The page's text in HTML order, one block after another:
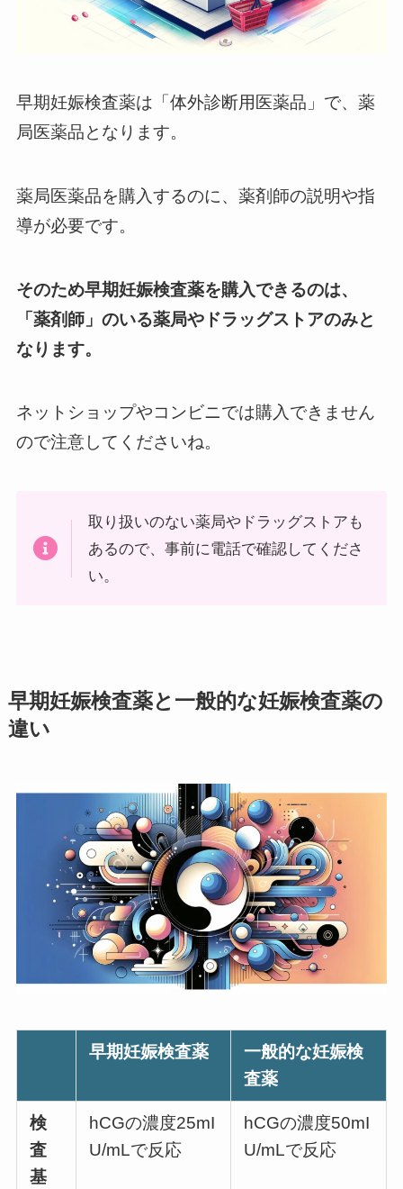
早期妊娠検査薬は「体外診断用医薬品」で、薬
局医薬品となります。
薬局医薬品を購入するのに、薬剤師の説明や指
導が必要です。
そのため早期妊娠検査薬を購入できるのは、
「薬剤師」 のいる薬局やドラッグストアのみと
なります。
ネットショップやコンビニでは購入できません
ので注意してくださいね。
取り扱いのない薬局やドラッグストアも
あるので、事前に電話で確認してくださ
い。
早期妊娠検査薬と一般的な妊娠検査薬の
違い
早期妊娠検査薬
一般的な妊娠検
査薬
検
査
基
hCGの濃度25mI
U/mLで反応
hCGの濃度50mI
U/mLで反応